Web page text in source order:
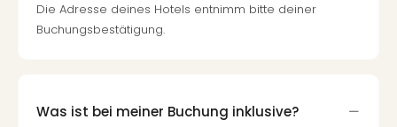
Die Adresse deines Hotels entnimm bitte deiner
Buchungsbestätigung.
Was ist bei meiner Buchung inklusive?